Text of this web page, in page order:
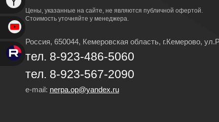
Цены, указанные на сайте, не являются публичной офертой.
Стоимость уточняйте у менеджера.
Россия, 650044, Кемеровская область, г.Кемерово,
тел. 8-923-486-5060
тел. 8-923-567-2090
e-mail: nerpa.op@yandex.ru